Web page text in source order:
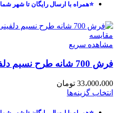
⭐همراه با ارسال رایگان تا شهر شما
مقایسه
مشاهده سریع
فرش 700 شانه طرح نسیم دلفینی
33،000،000 تومان
انتخاب گزینه‌ها